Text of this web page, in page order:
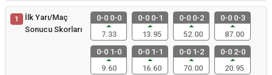
1
İlk Yarı/Maç
Sonucu Skorları
0-0 0-0
7.33
0-0 0-1
13.95
0-0 0-2
52.00
0-0 0-3
87.00
0-0 1-0
9.60
0-0 1-1
16.60
0-0 1-2
70.00
0-0 2-0
20.95